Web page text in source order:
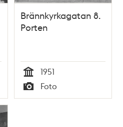
Brännkyrkagatan 8.
Porten
Tid
1951
Typ
Foto